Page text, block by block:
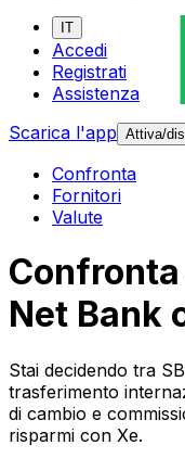
IT
Accedi
Registrati
Assistenza
Scarica l'app Attiva/
Confronta
Fornitori
Valute
Net Bank
Stai decidendo tra
trasferimento
di cambio e
risparmi con Xe.